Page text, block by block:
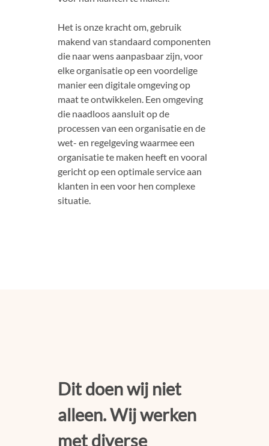
Het is onze kracht om, gebruik
makend van standaard componenten
die naar wens aanpasbaar zijn, voor
elke organisatie op een voordelige
manier een digitale omgeving op
maat te ontwikkelen. Een omgeving
die naadloos aansluit op de
processen van een organisatie en de
wet- en regelgeving waarmee een
organisatie te maken heeft en vooral
gericht op een optimale service aan
klanten in een voor hen complexe
situatie.
Dit doen wij niet
alleen. Wij werken
met diverse